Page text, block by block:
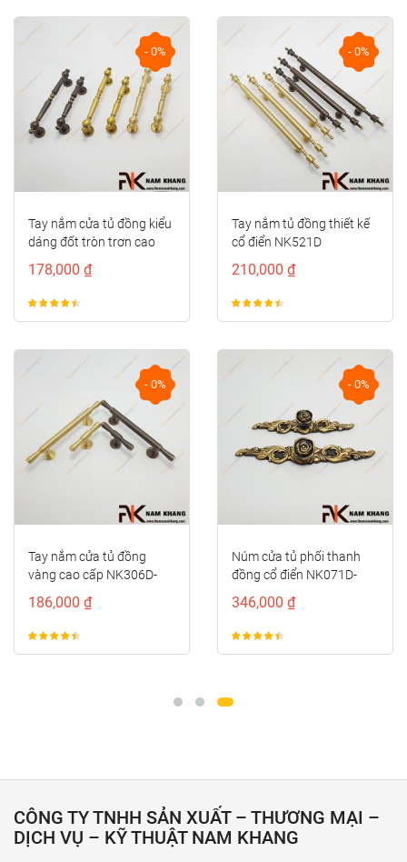
- 0%
Tay nắm cửa tủ đồng kiểu
dáng đốt tròn trơn cao
178,000 ₫
- 0%
Tay nắm cửa tủ đồng
vàng cao cấp NK306D-
186,000 ₫
- 0%
Tay nắm tủ đồng thiết kế
cổ điển NK521D
210,000 ₫
- 0%
Núm cửa tủ phối thanh
đồng cổ điển NK071D-
346,000 ₫
CÔNG TY TNHH SẢN XUẤT – THƯƠNG MẠI –
DỊCH VỤ – KỸ THUẬT NAM KHANG